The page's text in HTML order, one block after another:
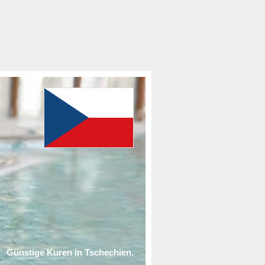
Günstige Kuren in Tschechien.